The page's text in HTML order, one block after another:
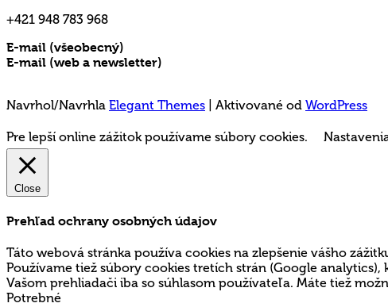
+421 948 783 968
E-mail (všeobecný)
E-mail (web a newsletter)
Navrhol/Navrhla Elegant Themes | Aktivované od WordPress
Pre lepší online zážitok používame súbory cookies.
Close
Prehľad ochrany osobných údajov
Táto webová stránka používa cookies na zlepšenie vášho
Používame tiež súbory cookies tretích strán (Google
Vašom prehliadači iba so súhlasom používateľa. Máte tiež
Potrebné